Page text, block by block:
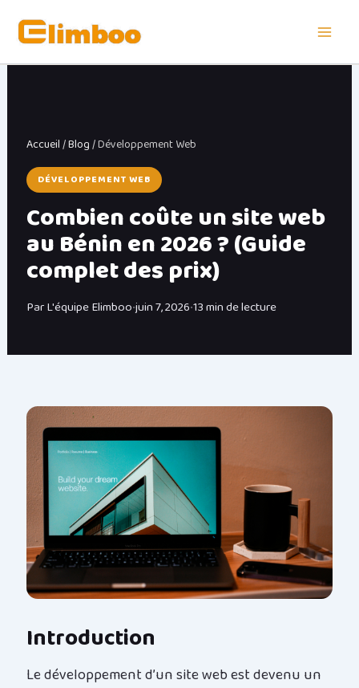
Accueil/Blog/ Développement Web
DÉVELOPPEMENT WEB
Combien coûte un site web
au Bénin en 2026 ? (Guide
complet des prix)
Par L'équipe Elimboo•juin 7, 2026•13 min de lecture
Introduction
Le développement d’un site web est devenu un